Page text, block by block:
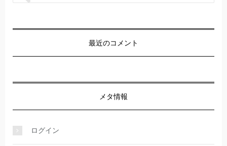
最近のコメント
メタ情報
ログイン